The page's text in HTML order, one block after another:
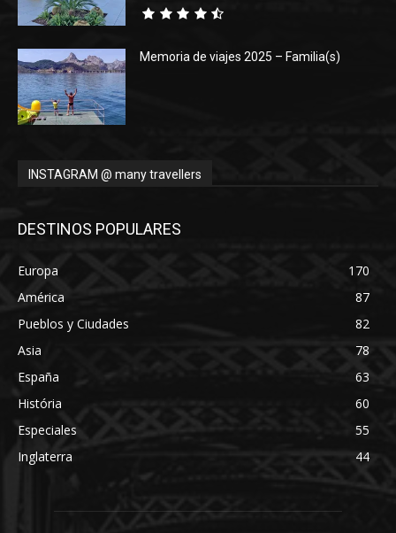
Memoria de viajes 2025 – Familia(s)
INSTAGRAM @ many travellers
DESTINOS POPULARES
Europa
170
América
87
Pueblos y Ciudades
82
Asia
78
España
63
História
60
Especiales
55
Inglaterra
44